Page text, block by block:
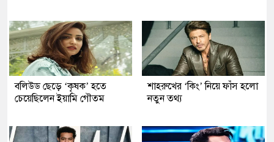
বলিউড ছেড়ে ‘কৃষক’ হতে
চেয়েছিলেন ইয়ামি গৌতম
শাহরুখের ‘কিং’ নিয়ে ফাঁস হলো
নতুন তথ্য